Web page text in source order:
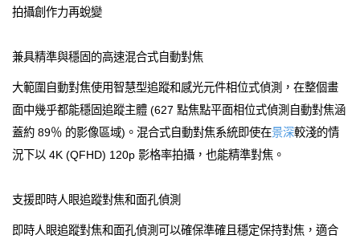
拍攝創作力再蛻變
兼具精準與穩固的高速混合式自動對焦
大範圍自動對焦使用智慧型追蹤和感光元件相位式偵測，在整個畫
面中幾乎都能穩固追蹤主體 (627 點焦點平面相位式偵測自動對焦涵
蓋約 89％ 的影像區域)。混合式自動對焦系統即使在景深較淺的情
況下以 4K (QFHD) 120p 影格率拍攝，也能精準對焦。
支援即時人眼追蹤對焦和面孔偵測
即時人眼追蹤對焦和面孔偵測可以確保準確且穩定保持對焦，適合